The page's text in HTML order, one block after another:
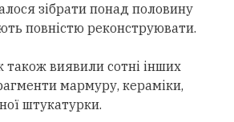
зібрати понад половину
повністю реконструювати.
також виявили сотні інших
мармуру, кераміки,
штукатурки.